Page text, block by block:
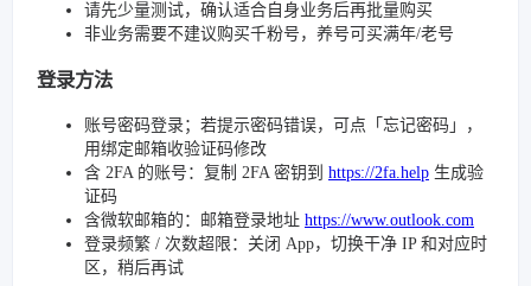
请先少量测试，确认适合自身业务后再批量购买
非业务需要不建议购买千粉号，养号可买满年/老号
登录方法
账号密码登录；若提示密码错误，可点「忘记密码」，
用绑定邮箱收验证码修改
含 2FA 的账号：复制 2FA 密钥到 https://2fa.help 生成验
证码
含微软邮箱的：邮箱登录地址 https://www.outlook.com
登录频繁 / 次数超限：关闭 App，切换干净 IP 和对应时
区，稍后再试